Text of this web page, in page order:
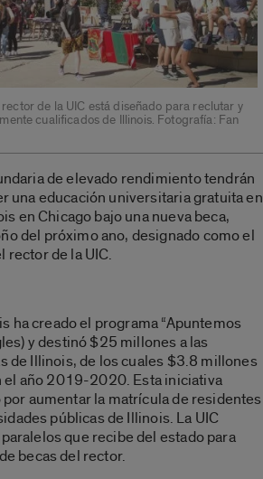
de la UIC está diseñado para reclutar y
cualificados de Illinois. Fotografía: Fan
de elevado rendimiento tendrán
una educación universitaria gratuita en
en Chicago bajo una nueva beca,
del próximo ano, designado como el
rector de la UIC.
ha creado el programa “Apuntemos
y destinó $25 millones a las
de Illinois, de los cuales $3.8 millones
el año 2019-2020. Esta iniciativa
aumentar la matrícula de residentes
públicas de Illinois. La UIC
que recibe del estado para
becas del rector.